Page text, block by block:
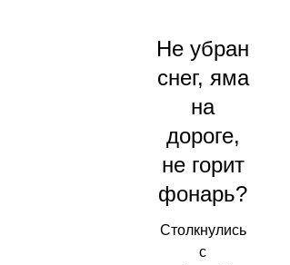
Не убран
снег, яма
на
дороге,
не горит
фонарь?
Столкнулись
с